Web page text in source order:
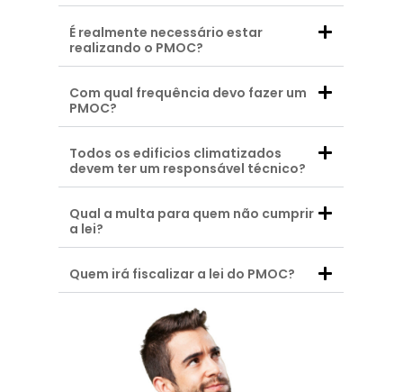
É realmente necessário estar
realizando o PMOC?
Com qual frequência devo fazer um
PMOC?
Todos os edificios climatizados
devem ter um responsável técnico?
Qual a multa para quem não cumprir
a lei?
Quem irá fiscalizar a lei do PMOC?